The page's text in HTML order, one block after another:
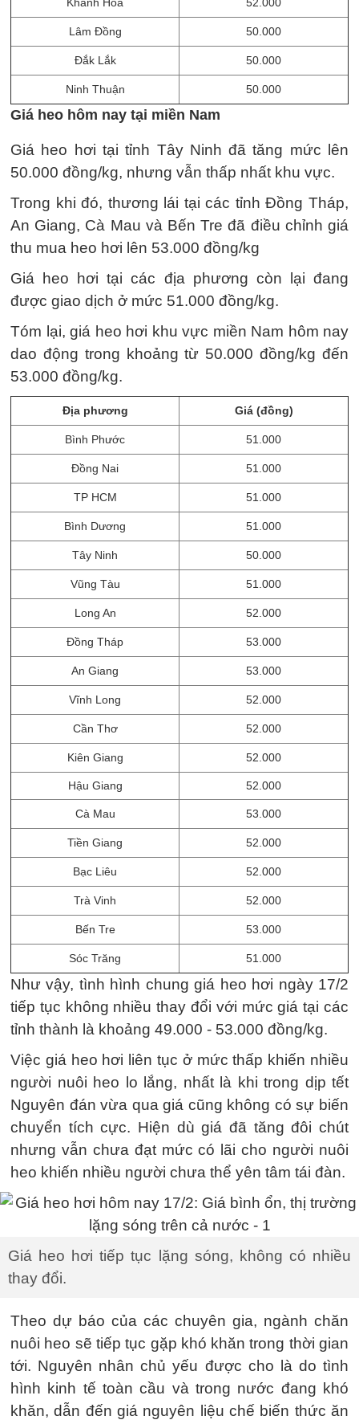
Lâm Đồng 50.000
Đắk Lắk 50.000
Ninh Thuận 50.000
Giá heo hôm nay tại miền Nam
Giá heo hơi tại tỉnh Tây Ninh đã tăng mức lên
50.000 đồng/kg, nhưng vẫn thấp nhất khu vực.
Trong khi đó, thương lái tại các tỉnh Đồng Tháp,
An Giang, Cà Mau và Bến Tre đã điều chỉnh giá
thu mua heo hơi lên 53.000 đồng/kg
Giá heo hơi tại các địa phương còn lại đang
được giao dịch ở mức 51.000 đồng/kg.
Tóm lại, giá heo hơi khu vực miền Nam hôm nay
dao động trong khoảng từ 50.000 đồng/kg đến
53.000 đồng/kg.
Địa phương Giá (đồng)
Bình Phước 51.000
Đồng Nai 51.000
TP HCM 51.000
Bình Dương 51.000
Tây Ninh 50.000
Vũng Tàu 51.000
Long An 52.000
Đồng Tháp 53.000
An Giang 53.000
Vĩnh Long 52.000
Cần Thơ 52.000
Kiên Giang 52.000
Hậu Giang 52.000
Cà Mau 53.000
Tiền Giang 52.000
Bạc Liêu 52.000
Trà Vinh 52.000
Bến Tre 53.000
Sóc Trăng 51.000
Như vậy, tình hình chung giá heo hơi ngày 17/2
tiếp tục không nhiều thay đổi với mức giá tại các
tỉnh thành là khoảng 49.000 - 53.000 đồng/kg.
Việc giá heo hơi liên tục ở mức thấp khiến nhiều
người nuôi heo lo lắng, nhất là khi trong dịp tết
Nguyên đán vừa qua giá cũng không có sự biến
chuyển tích cực. Hiện dù giá đã tăng đôi chút
nhưng vẫn chưa đạt mức có lãi cho người nuôi
heo khiến nhiều người chưa thể yên tâm tái đàn.
Giá heo hơi tiếp tục lặng sóng, không có nhiều
thay đổi.
Theo dự báo của các chuyên gia, ngành chăn
nuôi heo sẽ tiếp tục gặp khó khăn trong thời gian
tới. Nguyên nhân chủ yếu được cho là do tình
hình kinh tế toàn cầu và trong nước đang khó
khăn, dẫn đến giá nguyên liệu chế biến thức ăn